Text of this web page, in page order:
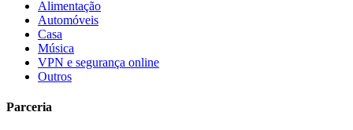
Alimentação
Automóveis
Casa
Música
VPN e segurança online
Outros
Parceria